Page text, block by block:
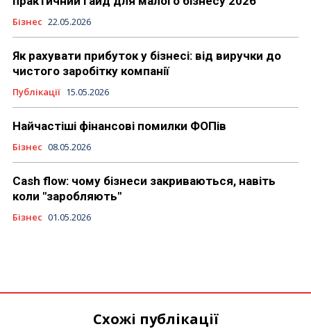
Бізнес 22.05.2026
Як рахувати прибуток у бізнесі: від виручки до
чистого заробітку компанії
Публікації 15.05.2026
Найчастіші фінансові помилки ФОПів
Бізнес 08.05.2026
Cash flow: чому бізнеси закриваються, навіть
коли "заробляють"
Бізнес 01.05.2026
Схожі публікації